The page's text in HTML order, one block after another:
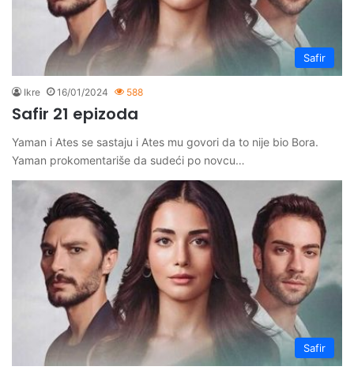
Safir
Ikre 16/01/2024 588
Safir 21 epizoda
Yaman i Ates se sastaju i Ates mu govori da to nije bio Bora.
Yaman prokomentariše da sudeći po novcu…
Safir